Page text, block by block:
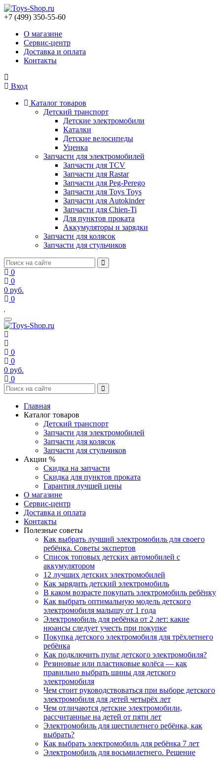
+7 (499) 350-55-60
О магазине
Сервис-центр
Доставка и оплата
Контакты
Вход
Каталог товаров
Детский транспорт
Детские электромобили
Каталки
Детские велосипеды
Уценка
Запчасти для электромобилей
Запчасти для TCV
Запчасти для Rastar
Запчасти для Peg-Perego
Запчасти для Toys Toys
Запчасти для Autokinder
Запчасти для Chien-Ti
Для пунктов проката
Аккумуляторы и зарядки
Запчасти для колясок
Запчасти для стульчиков
0
0
0 руб.
0
0
0
0 руб.
0
Главная
Каталог товаров
Детский транспорт
Запчасти для электромобилей
Запчасти для колясок
Запчасти для стульчиков
Акции %
Скидка на запчасти
Скидка для пунктов проката
Гарантия лучшей цены
О магазине
Сервис-центр
Доставка и оплата
Контакты
Полезные советы
Как выбрать лучший электромобиль для своего
ребёнка. Советы экспертов
Список топовых детских автомобилей с
аккумулятором
12 лучших детских электромобилей
Как зарядить детский электромобиль
В каком возрасте покупать электромобиль ребёнку
Как выбрать оптимальную модель детского
электромобиля малышу от 1 года
Электромобиль для ребёнка от 2 лет: какие
нюансы следует учесть при покупке
Покупка детского электромобиля для трёхлетнего
ребёнка
Как подключить пульт детского электромобиля?
Резиновые или пластиковые колёса — как
правильно выбрать шины для детского
электромобиля
Чем стоит руководствоваться при выборе детского
электромобиля для детей четырёх лет
Чем отличаются детские электромобили,
рассчитанные на детей от пяти лет
Электромобиль для шестилетнего ребёнка, как
выбрать?
Как выбрать электромобиль для ребёнка 7 лет
Электромобиль для восьмилетнего. Решение